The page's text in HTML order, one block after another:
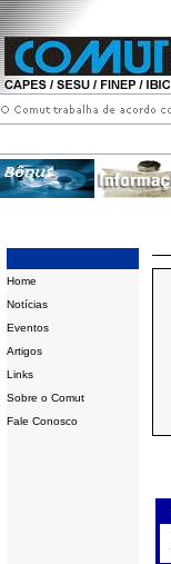
Home
Notícias
Eventos
Artigos
Links
Sobre o Comut
Fale Conosco